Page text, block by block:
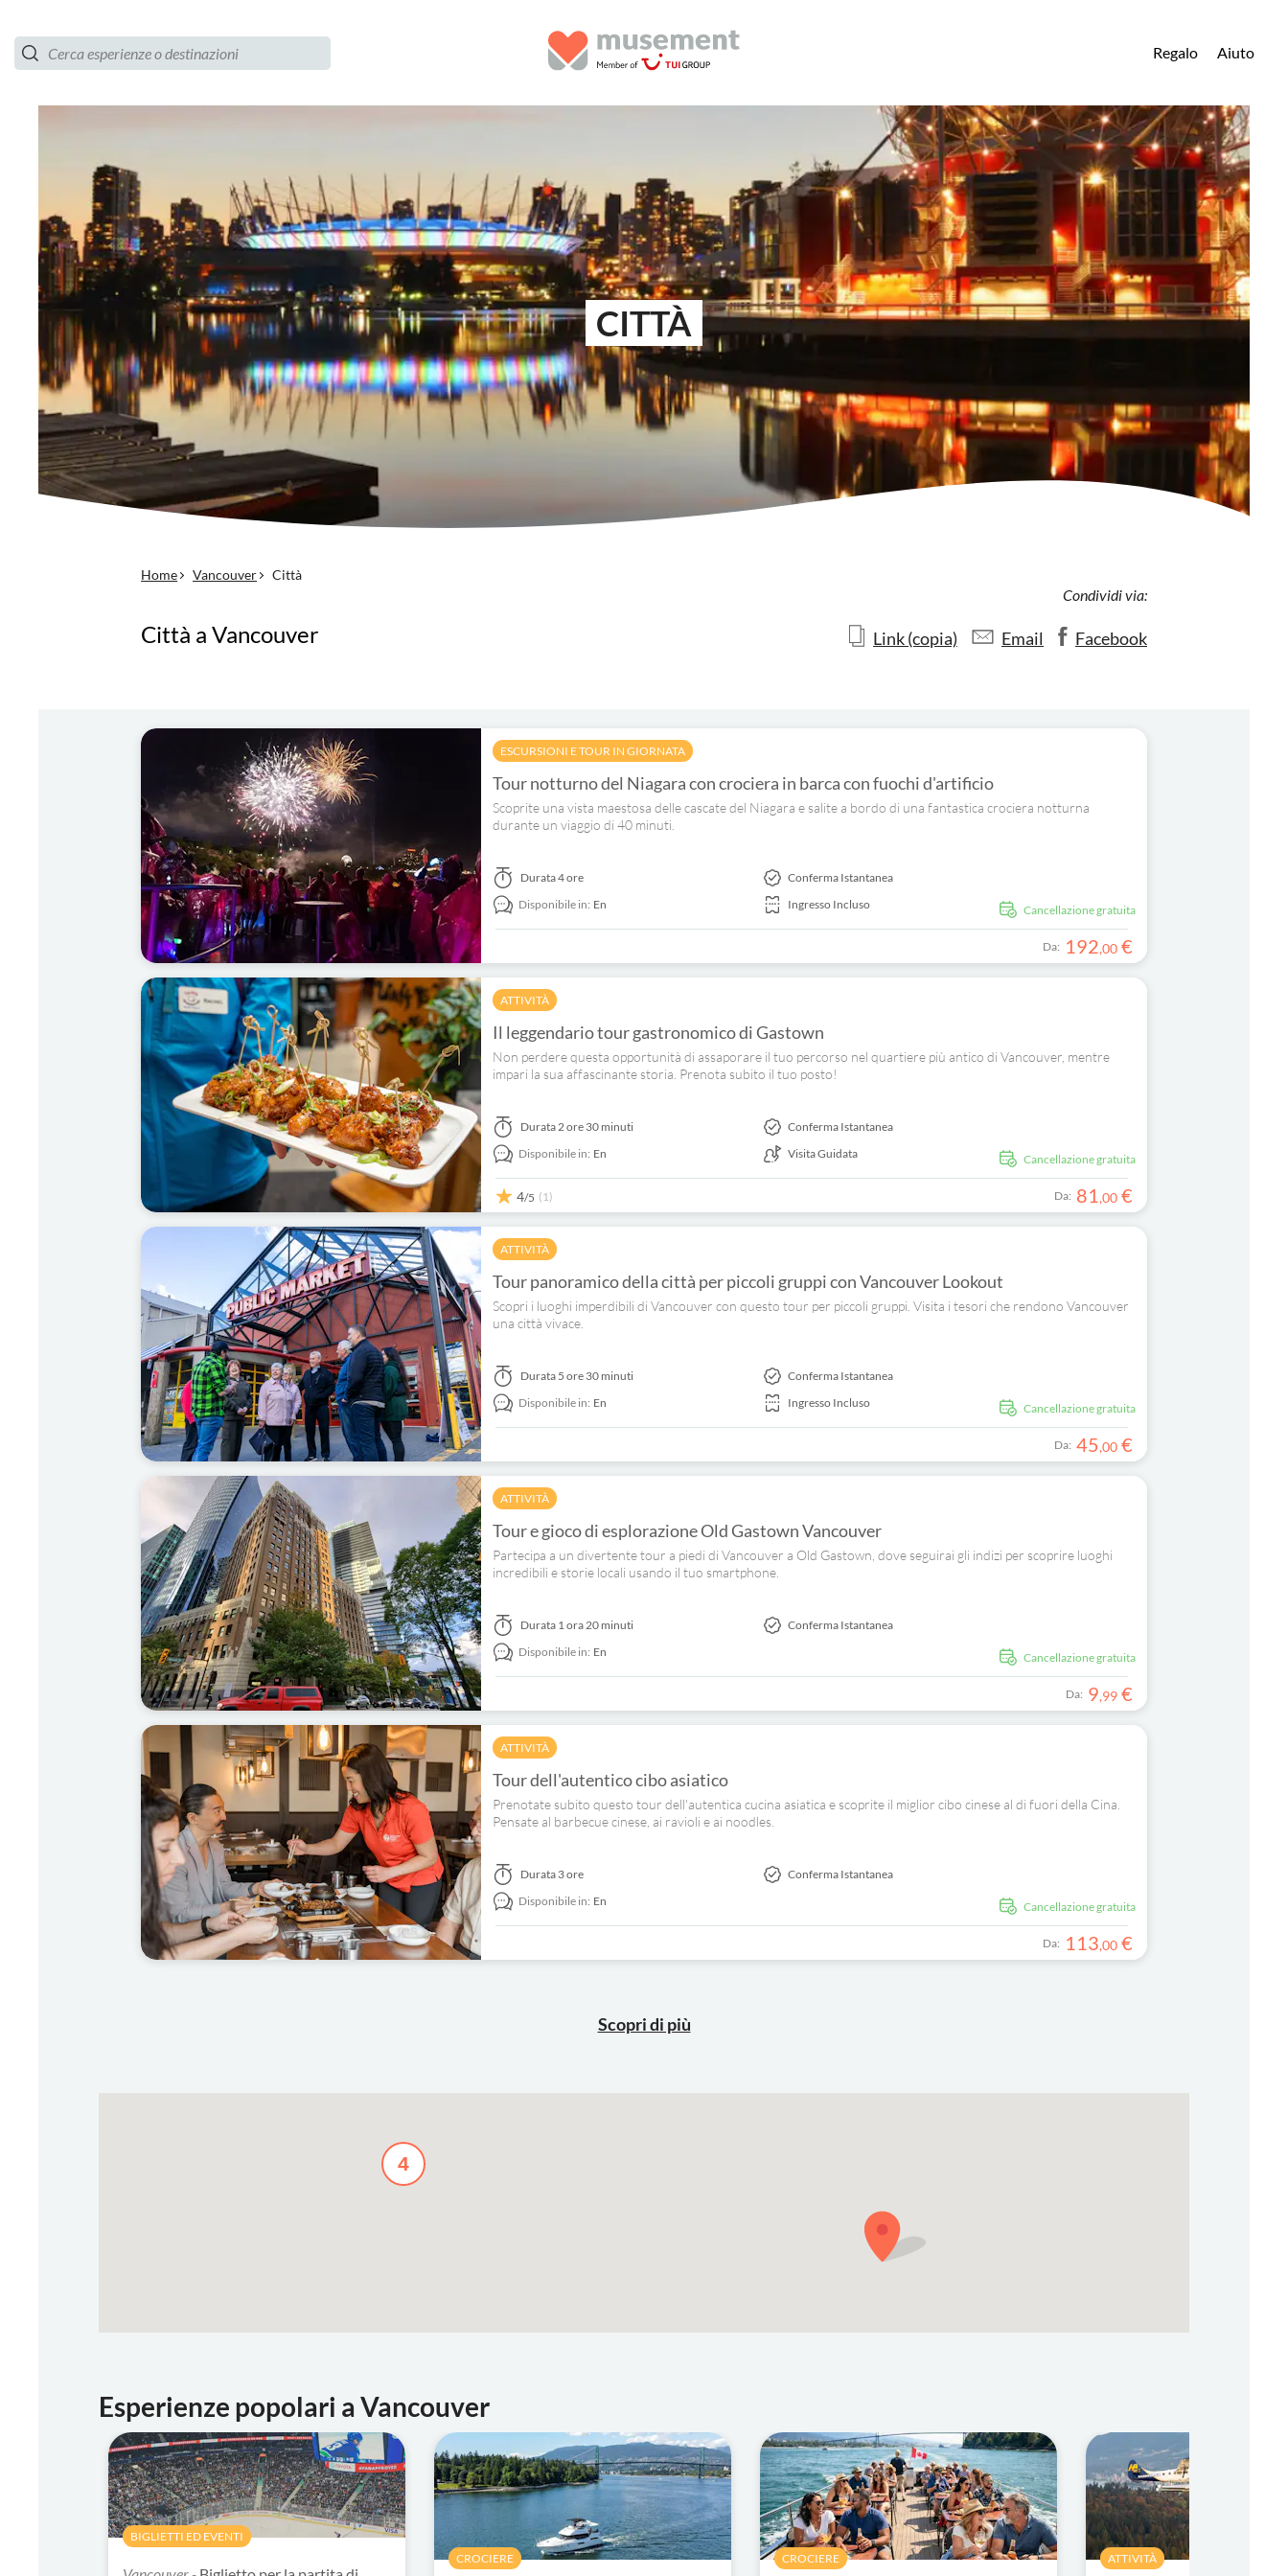
Regalo Aiuto
CITTÀ
Home Vancouver Città
Città a Vancouver
Condividi via:
Link (copia) Email Facebook
ESCURSIONI E TOUR IN GIORNATA
Tour notturno del Niagara con crociera in barca con fuochi d'artificio
Scoprite una vista maestosa delle cascate del Niagara e salite a bordo di una fantastica crociera notturna
durante un viaggio di 40 minuti.
Cancellazione gratuita
Durata4 ore
Disponibile in: En
Conferma Istantanea
Ingresso Incluso
Da: 192,00 €
ATTIVITÀ
Il leggendario tour gastronomico di Gastown
Non perdere questa opportunità di assaporare il tuo percorso nel quartiere più antico di Vancouver, mentre
impari la sua affascinante storia. Prenota subito il tuo posto!
Cancellazione gratuita
Durata2 ore 30 minuti
Disponibile in: En
Conferma Istantanea
Visita Guidata
4/5 (1) Da: 81,00 €
ATTIVITÀ
Tour panoramico della città per piccoli gruppi con Vancouver Lookout
Scopri i luoghi imperdibili di Vancouver con questo tour per piccoli gruppi. Visita i tesori che rendono Vancouver
una città vivace.
Cancellazione gratuita
Durata 5 ore 30 minuti
Disponibile in: En
Conferma Istantanea
Ingresso Incluso
Da: 45,00 €
ATTIVITÀ
Tour e gioco di esplorazione Old Gastown Vancouver
Partecipa a un divertente tour a piedi di Vancouver a Old Gastown, dove seguirai gli indizi per scoprire luoghi
incredibili e storie locali usando il tuo smartphone.
Cancellazione gratuita
Durata 1 ora 20 minuti
Disponibile in: En
Conferma Istantanea
Da: 9,99 €
ATTIVITÀ
Tour dell'autentico cibo asiatico
Prenotate subito questo tour dell'autentica cucina asiatica e scoprite il miglior cibo cinese al di fuori della Cina.
Pensate al barbecue cinese, ai ravioli e ai noodles.
Cancellazione gratuita
Durata 3 ore
Disponibile in: En
Conferma Istantanea
Da: 113,00 €
Scopri di più
4
Esperienze popolari a Vancouver
BIGLIETTI ED EVENTI
CROCIERE CROCIERE ATTIVITÀ